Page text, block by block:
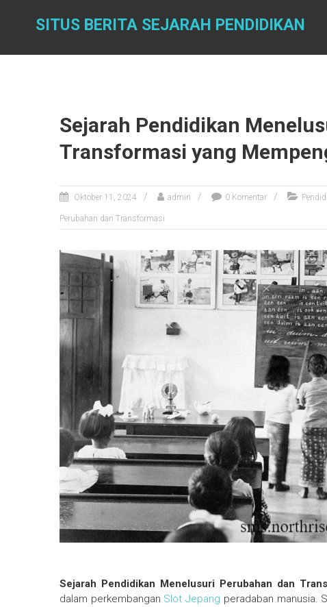
SITUS BERITA SEJARAH PENDIDIKAN
Sejarah Pendidikan
Transformasi yang
Oktober 11, 2024 admin 0 Komentar
Perubahan dan Transformasi
Sejarah Pendidikan Menelusuri Perubahan dan
dalam perkembangan Slot Jepang peradaban manusia.